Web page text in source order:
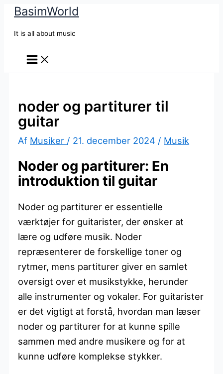
BasimWorld
It is all about music
noder og partiturer til
guitar
Af Musiker / 21. december 2024 / Musik
Noder og partiturer: En
introduktion til guitar
Noder og partiturer er essentielle
værktøjer for guitarister, der ønsker at
lære og udføre musik. Noder
repræsenterer de forskellige toner og
rytmer, mens partiturer giver en samlet
oversigt over et musikstykke, herunder
alle instrumenter og vokaler. For guitarister
er det vigtigt at forstå, hvordan man læser
noder og partiturer for at kunne spille
sammen med andre musikere og for at
kunne udføre komplekse stykker.